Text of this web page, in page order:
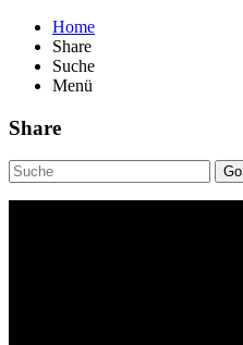
Home
Share
Suche
Menü
Share
Go